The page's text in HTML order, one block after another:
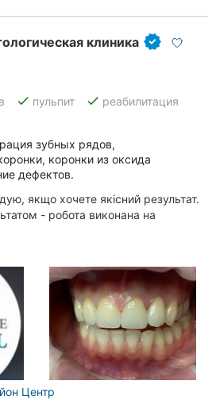
клиника
done пульпит done реабилитация
зубных рядов,
коронки из оксида
дефектов.
якщо хочете якісний результат.
- робота виконана на
Центр